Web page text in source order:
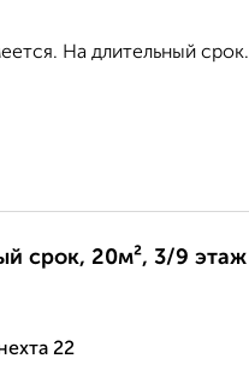
На длительный
срок, 20м², 3/9 этаж
22